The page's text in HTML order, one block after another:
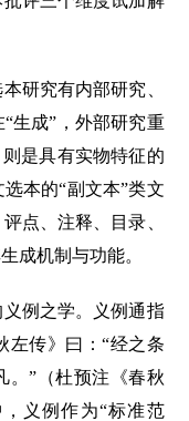
研究有内部研究、
生成”，外部研究重
是具有实物特征的
本的“副文本”类文
点、注释、目录、
成机制与功能。
例之学。义例通指
左传》曰：“经之条
。”（杜预注《春秋
义例作为“标准范